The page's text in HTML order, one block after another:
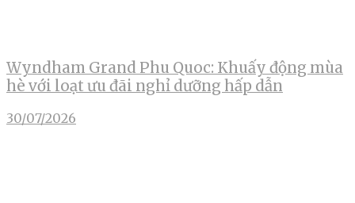
Wyndham Grand Phu Quoc: Khuấy động mùa
hè với loạt ưu đãi nghỉ dưỡng hấp dẫn
30/07/2026